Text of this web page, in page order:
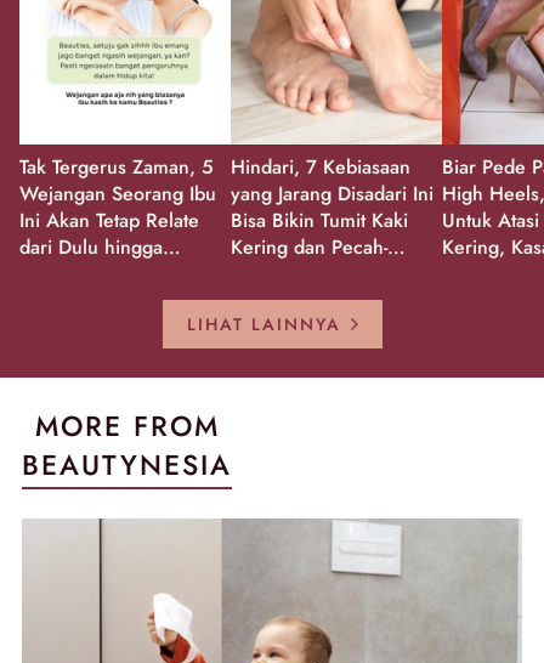
Tak Tergerus Zaman, 5
Wejangan Seorang Ibu
Ini Akan Tetap Relate
dari Dulu hingga
Hindari, 7 Kebiasaan
yang Jarang Disadari Ini
Bisa Bikin Tumit Kaki
Kering dan Pecah-
Biar Pede
High
Untuk
Kering,
LIHAT LAINNYA
MORE FROM
BEAUTYNESIA